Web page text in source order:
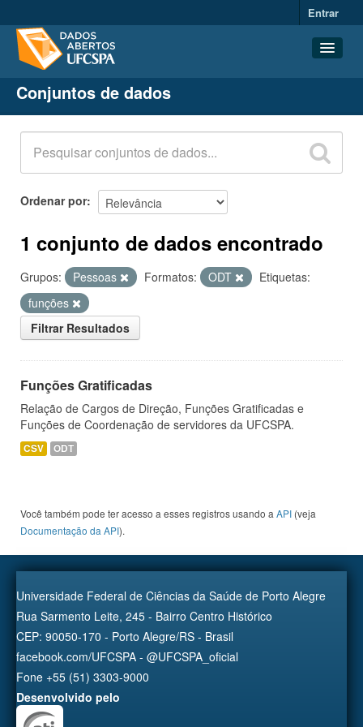
Entrar
Conjuntos de dados
Organizações
Grupos
Sobre
Conjuntos de dados
Ordenar por
1 conjunto de dados encontrado
Grupos: Pessoas Formatos: ODT
Etiquetas:
funções
Filtrar Resultados
Funções Gratificadas
Relação de Cargos de Direção, Funções Gratificadas e
Funções de Coordenação de servidores da UFCSPA.
CSV ODT
Você também pode ter acesso a esses registros usando a API (veja
Documentação da API).
Universidade Federal de Ciências da Saúde de Porto Alegre
Rua Sarmento Leite, 245 - Bairro Centro Histórico
CEP: 90050-170 - Porto Alegre/RS - Brasil
facebook.com/UFCSPA - @UFCSPA_oficial
Fone +55 (51) 3303-9000
Desenvolvido pelo